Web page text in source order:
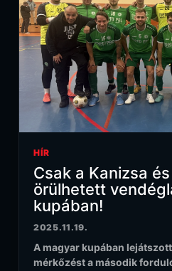
HÍR
Csak a Kanizsa
örülhetett
kupában!
2025.11.19.
A magyar kupában
mérkőzést a második